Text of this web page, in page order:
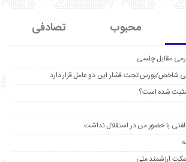
محبوب تصادفی
مقابل چلسی
شاخص/بورس تحت فشار این دو عامل قرار دارد
مثبت شده است؟
با حضور من در استقلال نداشت
ارزشمند ملی